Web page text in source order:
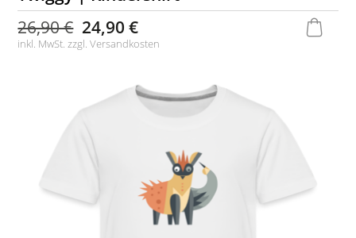
26,90 € 24,90 €
inkl. MwSt. zzgl.Versandkosten